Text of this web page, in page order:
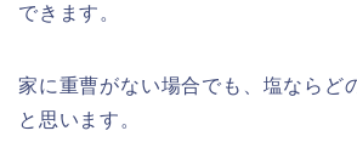
できます。
家に重曹がない場合でも、塩ならど
と思います。